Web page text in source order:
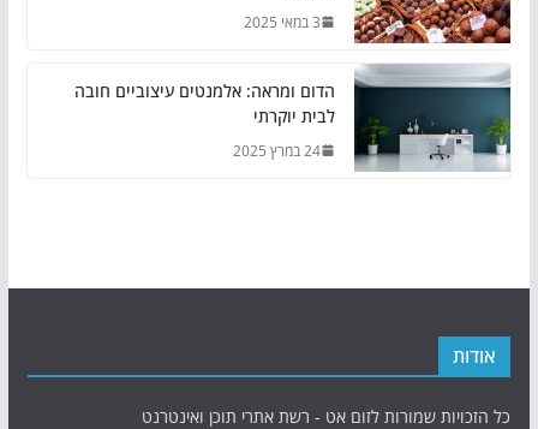
3 במאי 2025
הדום ומראה: אלמנטים עיצוביים חובה
לבית יוקרתי
24 במרץ 2025
אודות
כל הזכויות שמורות לזום אט - רשת אתרי תוכן ואינטרנט